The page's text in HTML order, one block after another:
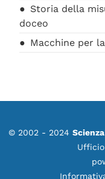
Storia della
doceo
Macchine per
© 2002 - 2024